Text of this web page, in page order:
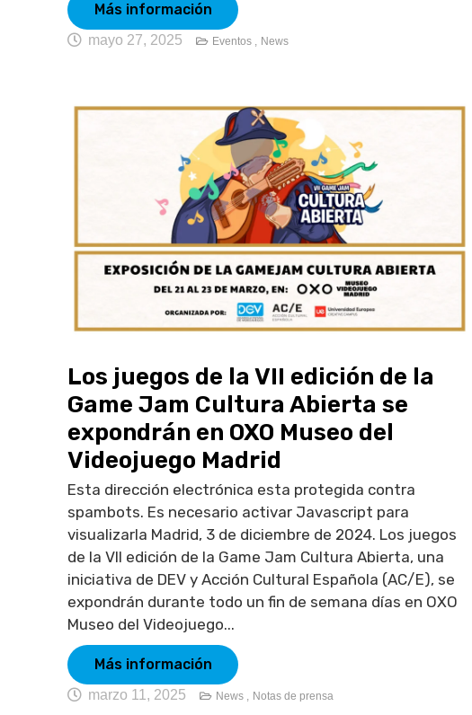
Más información
mayo 27, 2025 Eventos , News
Los juegos de la VII edición de la
Game Jam Cultura Abierta se
expondrán en OXO Museo del
Videojuego Madrid
Esta dirección electrónica esta protegida contra
spambots. Es necesario activar Javascript para
visualizarla Madrid, 3 de diciembre de 2024. Los juegos
de la VII edición de la Game Jam Cultura Abierta, una
iniciativa de DEV y Acción Cultural Española (AC/E), se
expondrán durante todo un fin de semana días en OXO
Museo del Videojuego...
Más información
marzo 11, 2025 News , Notas de prensa